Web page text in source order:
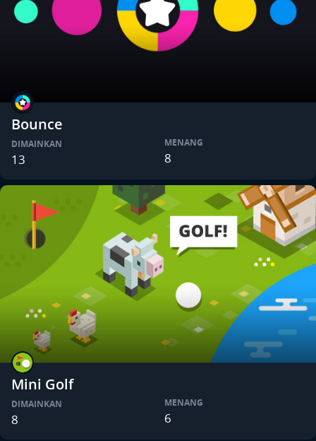
Bounce
DIMAINKAN
13
MENANG
8
Mini Golf
DIMAINKAN
8
MENANG
6